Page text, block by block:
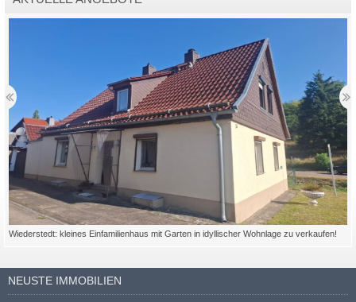
Wiederstedt: kleines Einfamilienhaus mit Garten in idyllischer Wohnlage zu verkaufen!
NEUSTE IMMOBILIEN